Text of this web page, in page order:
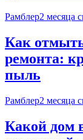
Рамблер2 месяца
Как
ремонта:
пыль
Рамблер2 месяца
Какой дом